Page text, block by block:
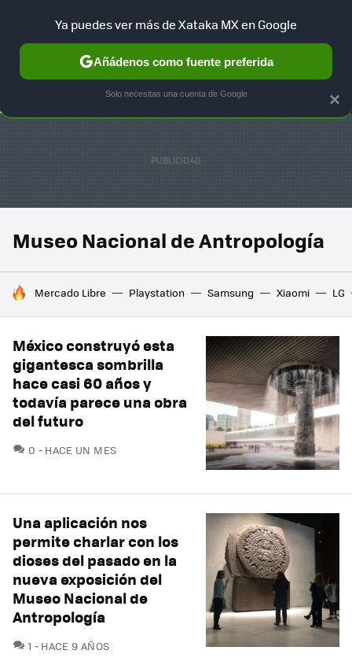
SELECCIÓN GAMING HOME AUTO TERRITORIO
Museo Nacional de Antropología
HOY SE HABLA DE
Mercado Libre Playstation Samsung Xiaomi LG
México construyó esta
gigantesca sombrilla
hace casi 60 años y
todavía parece una obra
del futuro
0 COMENTARIOS
HACE UN MES
Una aplicación nos
permite charlar con los
dioses del pasado en la
nueva exposición del
Museo Nacional de
Antropología
1 COMENTARIOS
HACE 9 AÑOS
×
Ya puedes ver más de Xataka MX en Google
Añádenos como fuente preferida
Solo necesitas una cuenta de Google